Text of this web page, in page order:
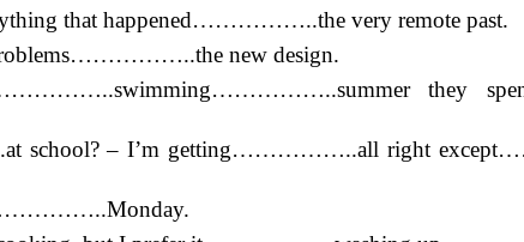
that happened……………..the very remote past.
new design.
they
school? – I’m getting……………..all right